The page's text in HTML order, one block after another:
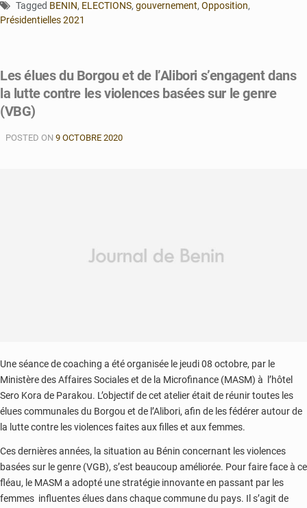
Tagged BENIN, ELECTIONS, gouvernement, Opposition,
Présidentielles 2021
Les élues du Borgou et de l’Alibori s’engagent dans
la lutte contre les violences basées sur le genre
(VBG)
POSTED ON 9 OCTOBRE 2020
Une séance de coaching a été organisée le jeudi 08 octobre, par le
Ministère des Affaires Sociales et de la Microfinance (MASM) à l’hôtel
Sero Kora de Parakou. L’objectif de cet atelier était de réunir toutes les
élues communales du Borgou et de l’Alibori, afin de les fédérer autour de
la lutte contre les violences faites aux filles et aux femmes.
Ces dernières années, la situation au Bénin concernant les violences
basées sur le genre (VGB), s’est beaucoup améliorée. Pour faire face à ce
fléau, le MASM a adopté une stratégie innovante en passant par les
femmes influentes élues dans chaque commune du pays. Il s’agit de